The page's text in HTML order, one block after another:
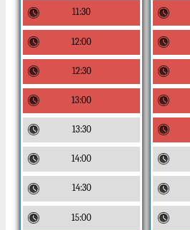
11:30
12:00
12:30
13:00
13:30
14:00
14:30
15:00